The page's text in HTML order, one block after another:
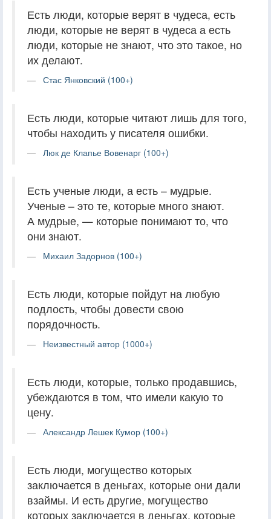
Есть люди, которые верят в чудеса, есть
люди, которые не верят в чудеса а есть
люди, которые не знают, что это такое, но
их делают.
Стас Янковский (100+)
Есть люди, которые читают лишь для того,
чтобы находить у писателя ошибки.
Люк де Клапье Вовенарг (100+)
Есть ученые люди, а есть – мудрые.
Ученые – это те, которые много знают.
А мудрые, — которые понимают то, что
они знают.
Михаил Задорнов (100+)
Есть люди, которые пойдут на любую
подлость, чтобы довести свою
порядочность.
Неизвестный автор (1000+)
Есть люди, которые, только продавшись,
убеждаются в том, что имели какую то
цену.
Александр Лешек Кумор (100+)
Есть люди, могущество которых
заключается в деньгах, которые они дали
взаймы. И есть другие, могущество
которых заключается в деньгах, которые